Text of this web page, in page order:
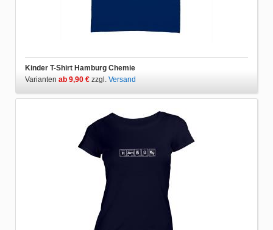
Kinder T-Shirt Hamburg Chemie
Varianten ab 9,90 € zzgl. Versand